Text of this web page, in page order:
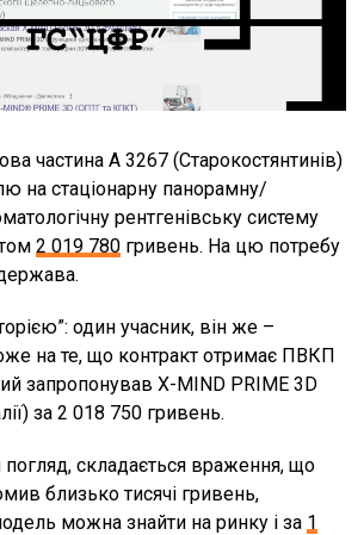
частина А 3267 (Старокостянтинів)
на стаціонарну панорамну/
рентгенівську систему
2 019 780 гривень. На цю потребу
один учасник, він же –
на те, що контракт отримає ПВКП
запропонував X-MIND PRIME 3D
за 2 018 750 гривень.
погляд, складається враження, що
близько тисячі гривень,
можна знайти на ринку і за 1